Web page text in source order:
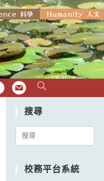
EMAIL
搜尋
Search
校務平台系統